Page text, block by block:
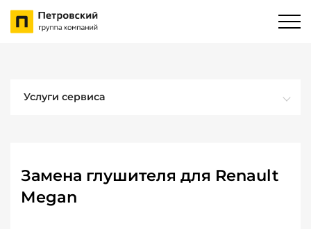
Услуги сервиса
Замена глушителя для Renault
Megan